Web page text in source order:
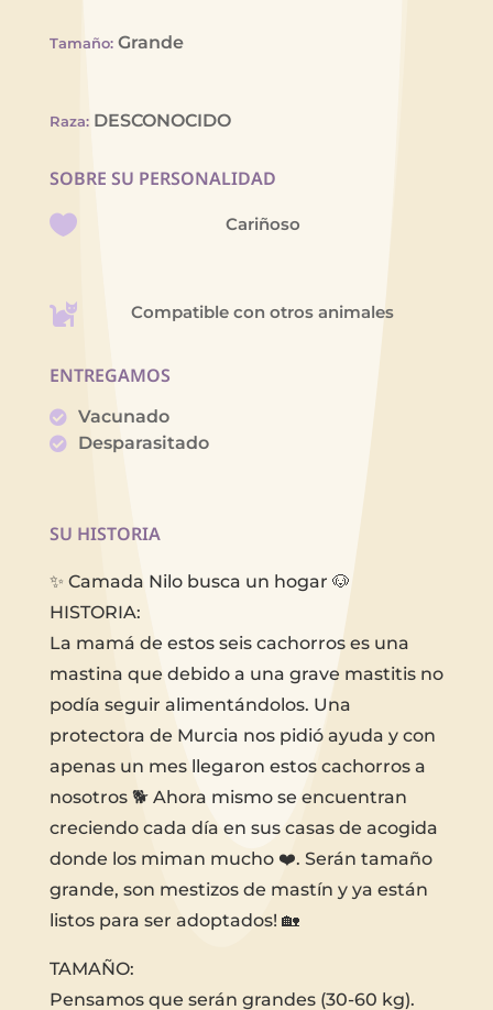
Tamaño: Grande
Raza: DESCONOCIDO
SOBRE SU PERSONALIDAD
Cariñoso
Compatible con otros animales
ENTREGAMOS
Vacunado
Desparasitado
SU HISTORIA
✨ Camada Nilo busca un hogar 🐶
HISTORIA:
La mamá de estos seis cachorros es una
mastina que debido a una grave mastitis no
podía seguir alimentándolos. Una
protectora de Murcia nos pidió ayuda y con
apenas un mes llegaron estos cachorros a
nosotros 🐕 Ahora mismo se encuentran
creciendo cada día en sus casas de acogida
donde los miman mucho ❤️. Serán tamaño
grande, son mestizos de mastín y ya están
listos para ser adoptados! 🏡
TAMAÑO:
Pensamos que serán grandes (30-60 kg).